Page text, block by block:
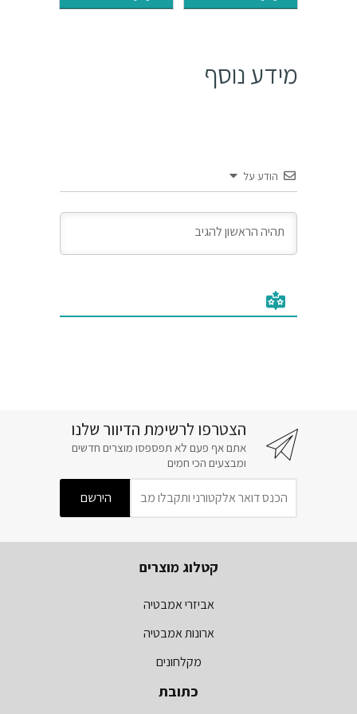
₪715.
₪610.
₪207.
₪171.
מידע נוסף
הודע על
הצטרפו לרשימת הדיוור שלנו
אתם אף פעם לא תפספסו מוצרים חדשים
ומבצעים הכי חמים
קטלוג מוצרים
אביזרי אמבטיה
ארונות אמבטיה
מקלחונים
כתובת